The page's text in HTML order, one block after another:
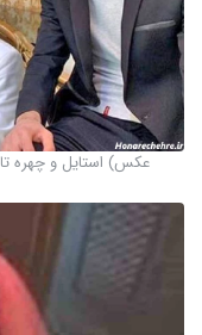
عکس) استایل و چهره